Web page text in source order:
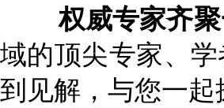
权威专家齐聚
域的顶尖专家、
到见解，与您一